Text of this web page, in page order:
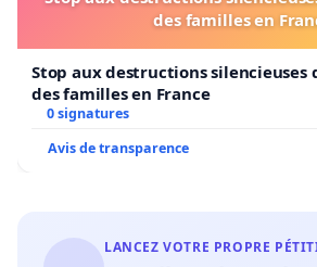
des familles en
Stop aux destructions silencieuses
des familles en France
0 signatures
Avis de transparence
LANCEZ VOTRE PROPRE